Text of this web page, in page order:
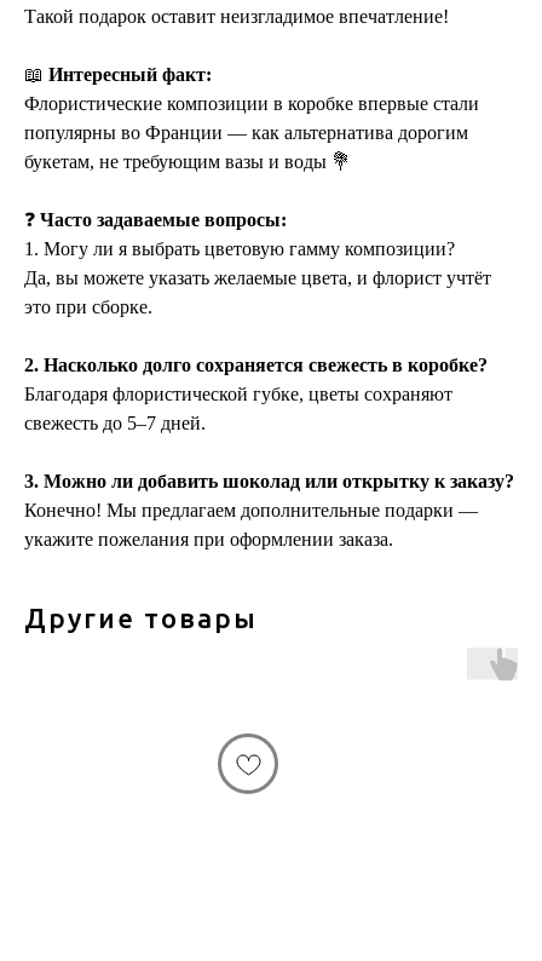
Такой подарок оставит неизгладимое впечатление!
📖 Интересный факт:
Флористические композиции в коробке впервые стали
популярны во Франции — как альтернатива дорогим
букетам, не требующим вазы и воды 💐
❓ Часто задаваемые вопросы:
1. Могу ли я выбрать цветовую гамму композиции?
Да, вы можете указать желаемые цвета, и флорист учтёт
это при сборке.
2. Насколько долго сохраняется свежесть в коробке?
Благодаря флористической губке, цветы сохраняют
свежесть до 5–7 дней.
3. Можно ли добавить шоколад или открытку к заказу?
Конечно! Мы предлагаем дополнительные подарки —
укажите пожелания при оформлении заказа.
Другие товары